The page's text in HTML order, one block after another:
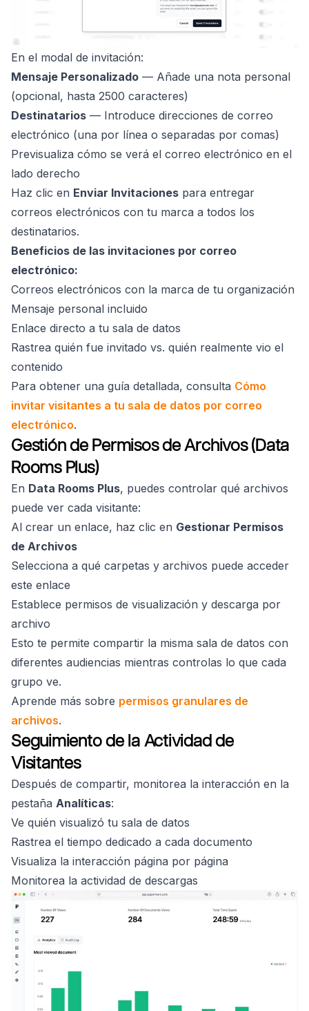
En el modal de invitación:
Mensaje Personalizado — Añade una nota personal
(opcional, hasta 2500 caracteres)
Destinatarios — Introduce direcciones de correo
electrónico (una por línea o separadas por comas)
Previsualiza cómo se verá el correo electrónico en el
lado derecho
Haz clic en Enviar Invitaciones para entregar
correos electrónicos con tu marca a todos los
destinatarios.
Beneficios de las invitaciones por correo
electrónico:
Correos electrónicos con la marca de tu organización
Mensaje personal incluido
Enlace directo a tu sala de datos
Rastrea quién fue invitado vs. quién realmente vio el
contenido
Para obtener una guía detallada, consulta Cómo
invitar visitantes a tu sala de datos por correo
electrónico.
Gestión de Permisos de Archivos (Data
Rooms Plus)
En Data Rooms Plus, puedes controlar qué archivos
puede ver cada visitante:
Al crear un enlace, haz clic en Gestionar Permisos
de Archivos
Selecciona a qué carpetas y archivos puede acceder
este enlace
Establece permisos de visualización y descarga por
archivo
Esto te permite compartir la misma sala de datos con
diferentes audiencias mientras controlas lo que cada
grupo ve.
Aprende más sobre permisos granulares de
archivos.
Seguimiento de la Actividad de
Visitantes
Después de compartir, monitorea la interacción en la
pestaña Analíticas:
Ve quién visualizó tu sala de datos
Rastrea el tiempo dedicado a cada documento
Visualiza la interacción página por página
Monitorea la actividad de descargas